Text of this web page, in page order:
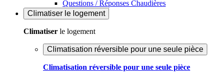
Questions / Réponses Chaudières
Climatiser le logement
Climatiser le logement
Climatisation réversible pour une seule pièce
Climatisation réversible pour une seule pièce